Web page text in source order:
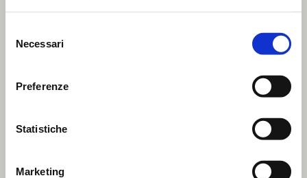
delNecessari
Preferenze
Statistiche
Marketing